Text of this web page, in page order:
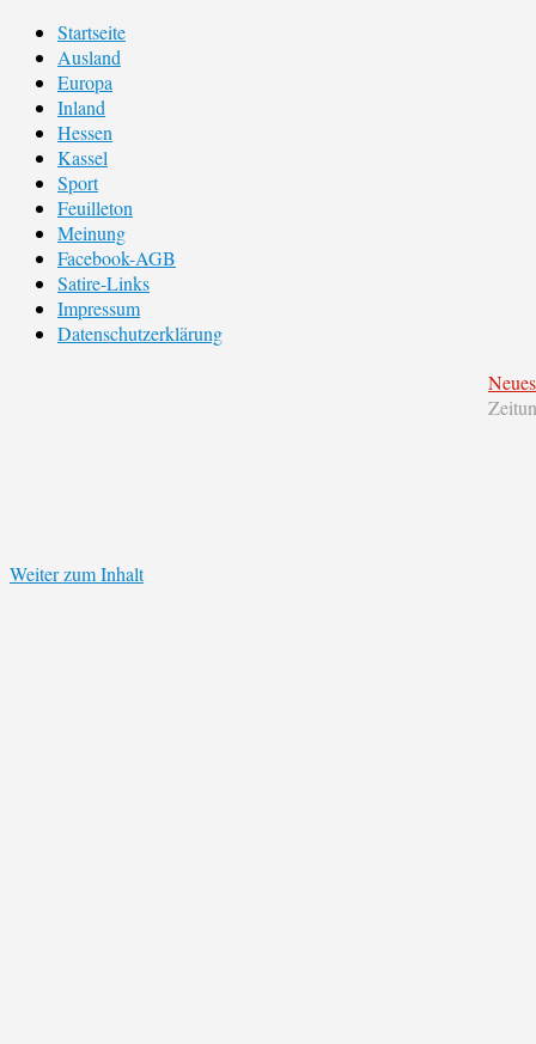
Startseite
Ausland
Europa
Inland
Hessen
Kassel
Sport
Feuilleton
Meinung
Facebook-AGB
Satire-Links
Impressum
Datenschutzerklärung
Weiter zum Inhalt